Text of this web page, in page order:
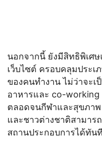
นอกจากนี้ ยังมีสิทธิพิเศ
เว็บไซต์ ครอบคลุมประเ
ของคนทำงาน ไม่ว่าจะเ
อาหารและ co-
ตลอดจนกีฬาและสุขภาพ
และชาวต่างชาติสามาร
สถานประกอบการได้ทันที